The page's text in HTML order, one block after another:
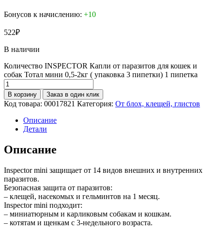
Бонусов к начислению: +10
522₽
В наличии
Количество INSPECTOR Капли от паразитов для кошек и
собак Тотал мини 0,5-2кг ( упаковка 3 пипетки) 1 пипетка
В корзину Заказ в один клик
Код товара: 00017821 Категория: От блох, клещей, глистов
Описание
Детали
Описание
Inspector mini защищает от 14 видов внешних и внутренних
паразитов.
Безопасная защита от паразитов:
– клещей, насекомых и гельминтов на 1 месяц.
Inspector mini подходит:
– миниатюрным и карликовым собакам и кошкам.
– котятам и щенкам с 3-недельного возраста.